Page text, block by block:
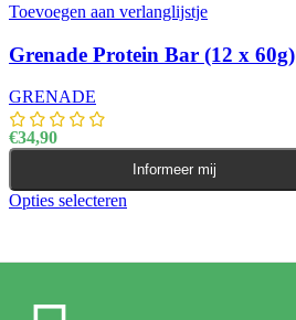
Toevoegen aan verlanglijstje
Grenade Protein Bar (12 x 60g)
GRENADE
€34,90
Informeer mij
Opties selecteren